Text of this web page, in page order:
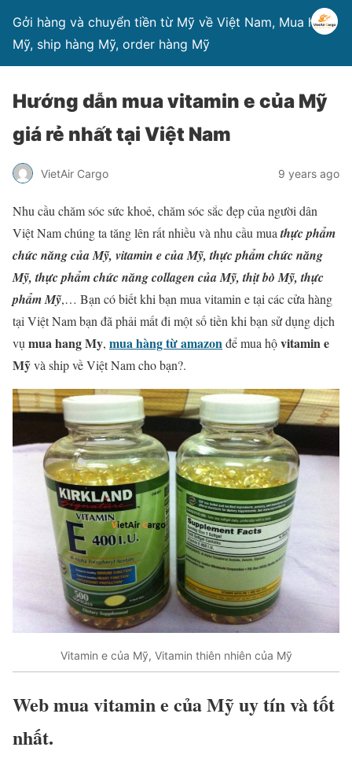
Gởi hàng và chuyển tiền từ Mỹ về Việt Nam, Mua hàng
Mỹ, ship hàng Mỹ, order hàng Mỹ
Hướng dẫn mua vitamin e của Mỹ
giá rẻ nhất tại Việt Nam
VietAir Cargo 9 years ago
Nhu cầu chăm sóc sức khoẻ, chăm sóc sắc đẹp của người dân
Việt Nam chúng ta tăng lên rất nhiều và nhu cầu muathực phẩm
chức năng của Mỹ, vitamin e của Mỹ, thực phẩm chức năng
Mỹ, thực phẩm chức năng collagen của Mỹ, thịt bò Mỹ, thực
phẩm Mỹ,… Bạn có biết khi bạn mua vitamin e tại các cửa hàng
tại Việt Nam bạn đã phải mất đi một số tiền khi bạn sử dụng dịch
vụ mua hang My, mua hàng từ amazonđể mua hộvitamin e
Mỹvà ship về Việt Nam cho bạn?.
Vitamin e của Mỹ, Vitamin thiên nhiên của Mỹ
Web mua vitamin e của Mỹ uy tín và tốt
nhất.